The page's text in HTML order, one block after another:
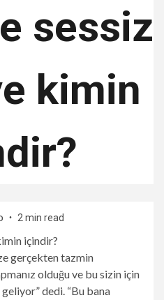
sessiz
kimin
2 min read
gerçekten tazmin
olduğu ve bu sizin için
dedi. “Bu bana